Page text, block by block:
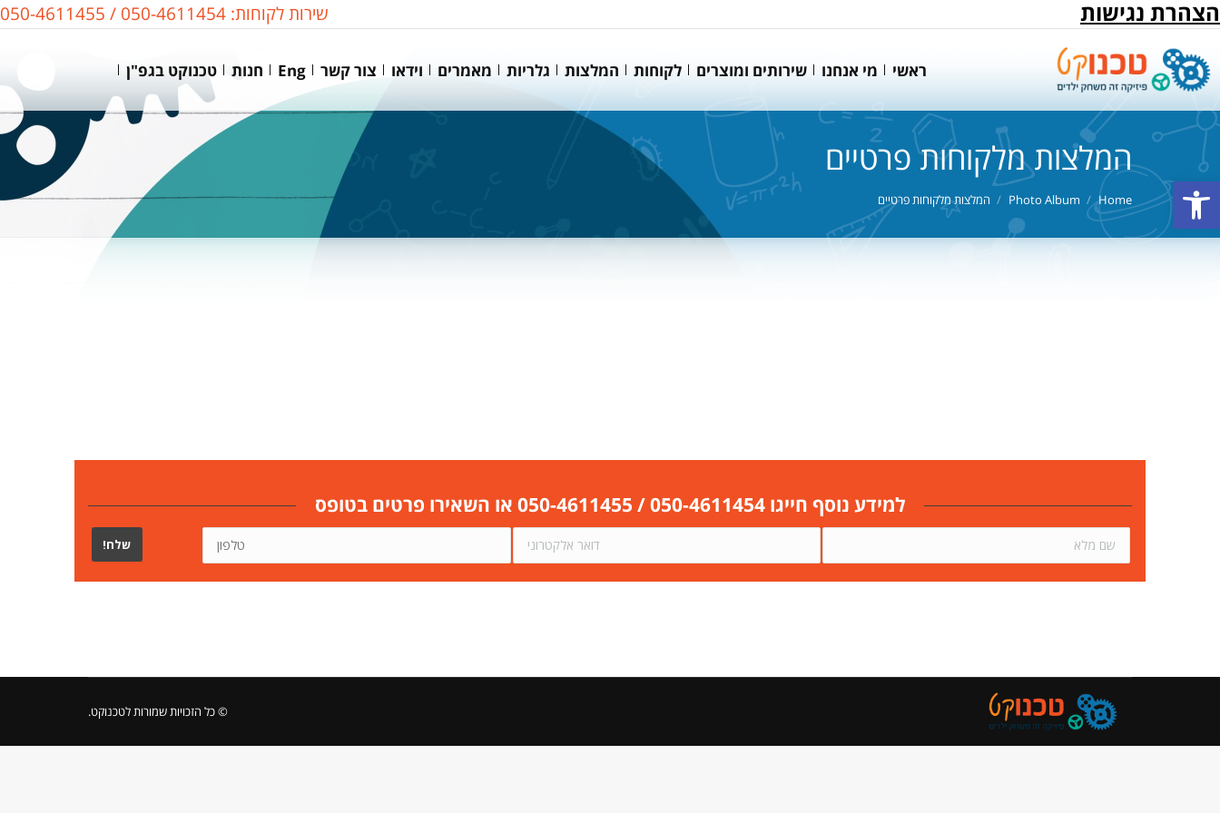
פתח סרגל נגישות
הצהרת נגישות שירות לקוחות: 050-4611454 / 050-4611455
ראשי מי אנחנו שירותים ומוצרים לקוחות המלצות גלריות מאמרים וידאו צור קשר Eng חנות טכנוקט בגפ"ן
המלצות מלקוחות פרטיים
You are here:
Home
Photo Album המלצות מלקוחות פרטיים
למידע נוסף חייגו 050-4611454 / 050-4611455 או השאירו פרטים בטופס
© כל הזכויות שמורות לטכנוקט.